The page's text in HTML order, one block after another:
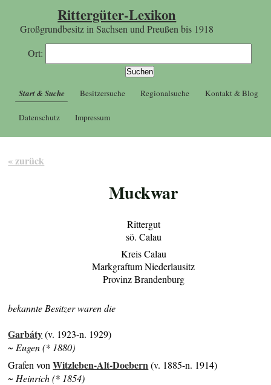
Rittergüter-Lexikon
Großgrundbesitz in Sachsen und Preußen bis 1918
Ort:
Start & Suche Besitzersuche Regionalsuche Kontakt & Blog
Datenschutz Impressum
« zurück
Muckwar
Rittergut
sö. Calau
Kreis Calau
Markgraftum Niederlausitz
Provinz Brandenburg
bekannte Besitzer waren die
Garbáty(v. 1923-n. 1929)
~ Eugen (* 1880)
Grafen vonWitzleben-Alt-Doebern(v. 1885-n. 1914)
~ Heinrich (* 1854)